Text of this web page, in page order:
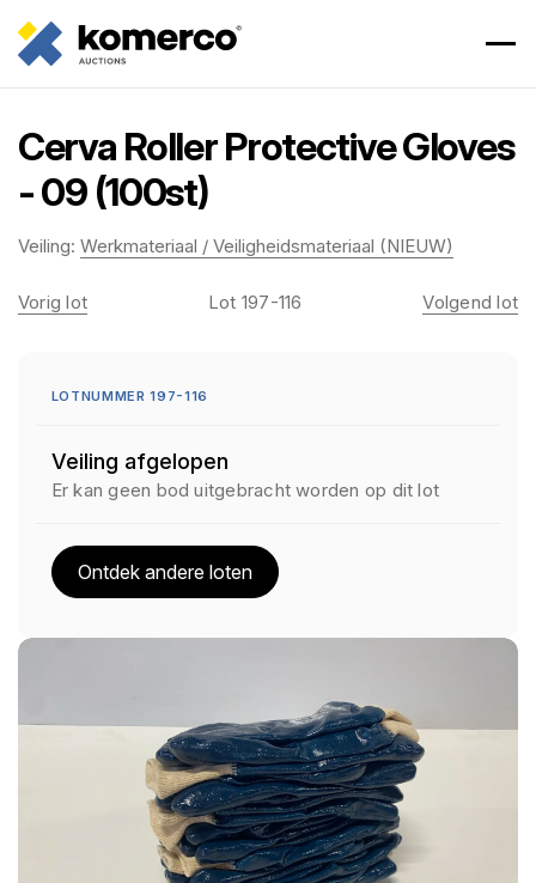
Cerva Roller Protective Gloves
- 09 (100st)
Veiling: Werkmateriaal / Veiligheidsmateriaal (NIEUW)
Vorig lot Lot 197-116 Volgend lot
LOTNUMMER 197-116
Veiling afgelopen
Er kan geen bod uitgebracht worden op dit lot
Ontdek andere loten